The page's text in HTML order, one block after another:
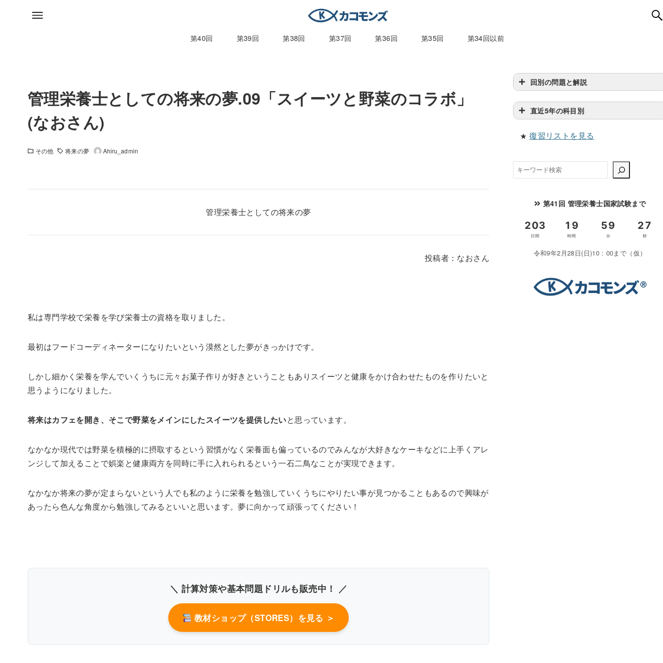
第40回 第39回 第38回 第37回 第36回 第35回 第34回以前
管理栄養士としての将来の夢.09「スイーツと野菜のコラボ」
(なおさん)
その他 将来の夢 Ahiru_admin
管理栄養士としての将来の夢
投稿者：なおさん
私は専門学校で栄養を学び栄養士の資格を取りました。
最初はフードコーディネーターになりたいという漠然とした夢がきっかけです。
しかし細かく栄養を学んでいくうちに元々お菓子作りが好きということもありスイーツと健康をかけ合わせたものを作りたいと
思うようになりました。
将来はカフェを開き、そこで野菜をメインにしたスイーツを提供したいと思っています。
なかなか現代では野菜を積極的に摂取するという習慣がなく栄養面も偏っているのでみんなが大好きなケーキなどに上手くアレ
ンジして加えることで娯楽と健康両方を同時に手に入れられるという一石二鳥なことが実現できます。
なかなか将来の夢が定まらないという人でも私のように栄養を勉強していくうちにやりたい事が見つかることもあるので興味が
あったら色んな角度から勉強してみるといいと思います。夢に向かって頑張ってください！
＼ 計算対策や基本問題ドリルも販売中！ ／
教材ショップ（STORES）を見る ＞
回別の問題と解説
直近5年の科目別
★復習リストを見る
検
索
第41回 管理栄養士国家試験まで
令和9年2月28日(日)10：00まで（仮）